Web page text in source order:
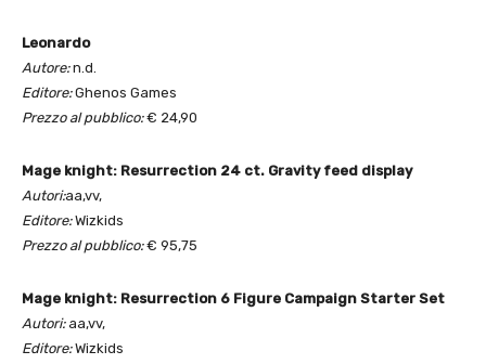
Leonardo
Autore:n.d.
Editore:Ghenos Games
Prezzo al pubblico:€ 24,90
Mage knight: Resurrection 24 ct. Gravity feed display
Autori:aa,vv,
Editore:Wizkids
Prezzo al pubblico:€ 95,75
Mage knight: Resurrection 6 Figure Campaign Starter Set
Autori:aa,vv,
Editore:Wizkids